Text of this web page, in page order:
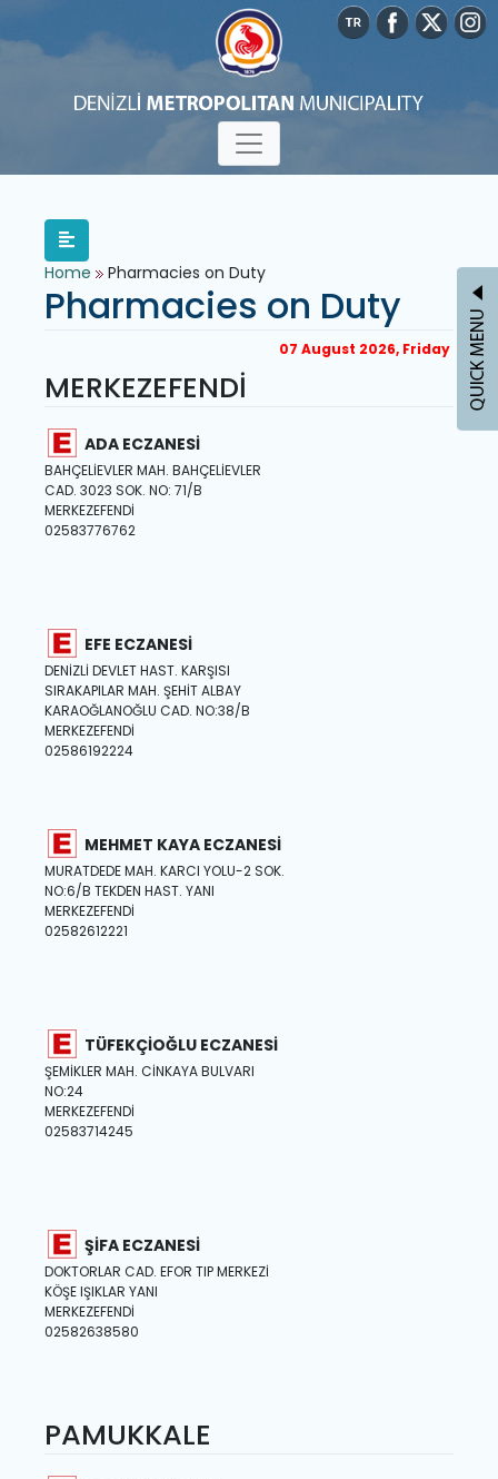
Home Pharmacies on Duty
Pharmacies on Duty
07 August 2026, Friday
MERKEZEFENDİ
ADA ECZANESİ
BAHÇELİEVLER MAH. BAHÇELİEVLER
CAD. 3023 SOK. NO: 71/B
MERKEZEFENDİ
02583776762
EFE ECZANESİ
DENİZLİ DEVLET HAST. KARŞISI
SIRAKAPILAR MAH. ŞEHİT ALBAY
KARAOĞLANOĞLU CAD. NO:38/B
MERKEZEFENDİ
02586192224
MEHMET KAYA ECZANESİ
MURATDEDE MAH. KARCI YOLU-2 SOK.
NO:6/B TEKDEN HAST. YANI
MERKEZEFENDİ
02582612221
TÜFEKÇİOĞLU ECZANESİ
ŞEMİKLER MAH. CİNKAYA BULVARI
NO:24
MERKEZEFENDİ
02583714245
ŞİFA ECZANESİ
DOKTORLAR CAD. EFOR TIP MERKEZİ
KÖŞE IŞIKLAR YANI
MERKEZEFENDİ
02582638580
PAMUKKALE